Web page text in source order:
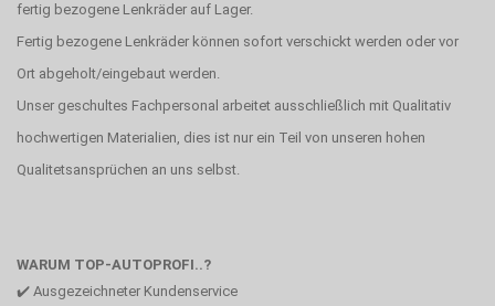
fertig bezogene Lenkräder auf Lager.
Fertig bezogene Lenkräder können sofort verschickt werden oder vor
Ort abgeholt/eingebaut werden.
Unser geschultes Fachpersonal arbeitet ausschließlich mit Qualitativ
hochwertigen Materialien, dies ist nur ein Teil von unseren hohen
Qualitetsansprüchen an uns selbst.
WARUM TOP-AUTOPROFI..?
✔️ Ausgezeichneter Kundenservice